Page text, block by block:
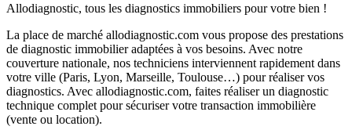
Allodiagnostic, tous les diagnostics immobiliers pour votre bien !
La place de marché allodiagnostic.com vous propose des prestations
de diagnostic immobilier adaptées à vos besoins. Avec notre
couverture nationale, nos techniciens interviennent rapidement dans
votre ville (Paris, Lyon, Marseille, Toulouse…) pour réaliser vos
diagnostics. Avec allodiagnostic.com, faites réaliser un diagnostic
technique complet pour sécuriser votre transaction immobilière
(vente ou location).